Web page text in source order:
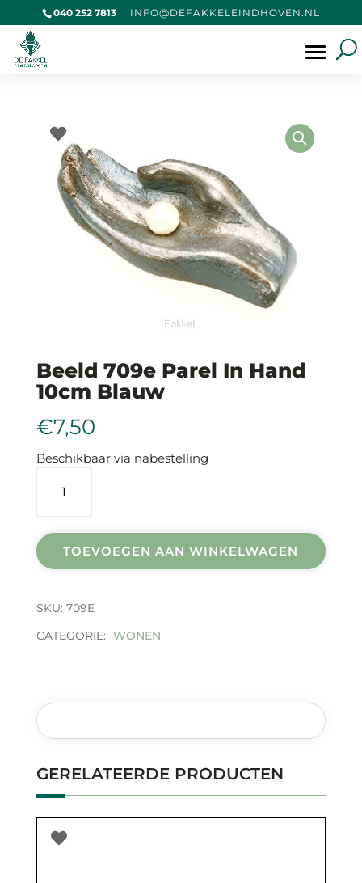
040 252 7813 LN.NE
VOHDN
IELEK
KAFED
@OFNI
Producten
Beeld 709e Parel In Hand
10cm Blauw
€7,50
Beschikbaar via nabestelling
in
hand
10cm
aantal
TOEVOEGEN AAN WINKELWAGEN
SKU: 709E
CATEGORIE: WONEN
GERELATEERDE PRODUCTEN